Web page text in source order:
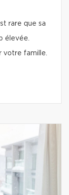
rare que sa
élevée.
votre famille.